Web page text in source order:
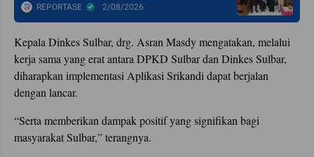
REPORTASE 2/08/2026
Kepala Dinkes Sulbar, drg. Asran Masdy mengatakan, melalui
kerja sama yang erat antara DPKD Sulbar dan Dinkes Sulbar,
diharapkan implementasi Aplikasi Srikandi dapat berjalan
dengan lancar.
“Serta memberikan dampak positif yang signifikan bagi
masyarakat Sulbar,” terangnya.